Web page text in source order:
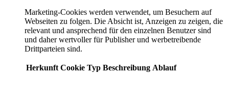
Marketing-Cookies werden verwendet, um Besuchern auf
Webseiten zu folgen. Die Absicht ist, Anzeigen zu zeigen, die
relevant und ansprechend für den einzelnen Benutzer sind
und daher wertvoller für Publisher und werbetreibende
Drittparteien sind.
Herkunft Cookie Typ Beschreibung Ablauf